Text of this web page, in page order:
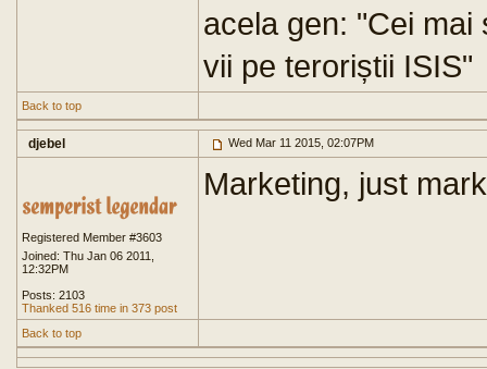
acela gen: "Cei
vii pe teroriștii ISIS"
Back to top
djebel Wed Mar 11 2015, 02:07PM
Registered Member #3603
Joined: Thu Jan 06 2011,
12:32PM
Posts: 2103
Thanked 516 time in 373 post
Marketing, just
Back to top